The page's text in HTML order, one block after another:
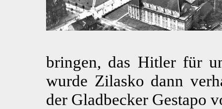
bringen, das Hitler für
wurde Zilasko dann
der Gladbecker Gestapo